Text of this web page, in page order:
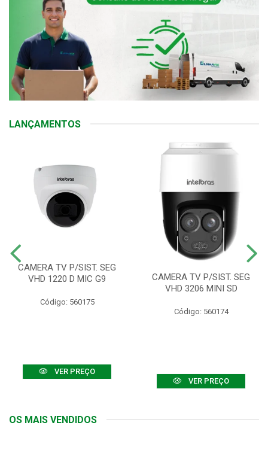
LANÇAMENTOS
CAMERA TV P/SIST. SEG
VHD 1220 D MIC G9
Código: 560175
VER PREÇO
CAMERA TV P/SIST. SEG
VHD 3206 MINI SD
Código: 560174
VER PREÇO
OS MAIS VENDIDOS